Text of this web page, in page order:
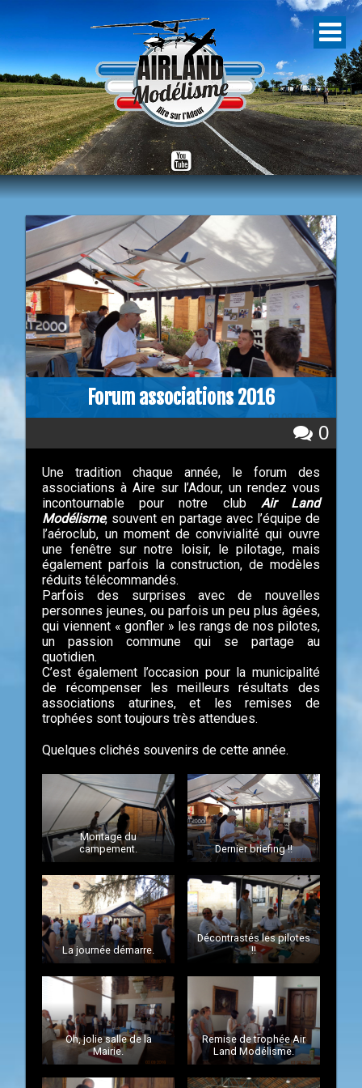
Forum associations 2016
0
Une tradition chaque année, le forum des
associations à Aire sur l’Adour, un rendez vous
incontournable pour notre club Air Land
Modélisme, souvent en partage avec l’équipe de
l’aéroclub, un moment de convivialité qui ouvre
une fenêtre sur notre loisir, le pilotage, mais
également parfois la construction, de modèles
réduits télécommandés.
Parfois des surprises avec de nouvelles
personnes jeunes, ou parfois un peu plus âgées,
qui viennent « gonfler » les rangs de nos pilotes,
un passion commune qui se partage au
quotidien.
C’est également l’occasion pour la municipalité
de récompenser les meilleurs résultats des
associations aturines, et les remises de
trophées sont toujours très attendues.
Quelques clichés souvenirs de cette année.
Montage du
campement.
Dernier briefing !!
La journée démarre.
Décontrastés les pilotes
!!
Oh, jolie salle de la
Mairie.
Remise de trophée Air
Land Modélisme.